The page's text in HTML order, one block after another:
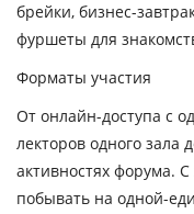
брейки, бизнес-
фуршеты для
Форматы участия
От онлайн-доступа с
лекторов одного зала
активностях форума.
побывать на одной-